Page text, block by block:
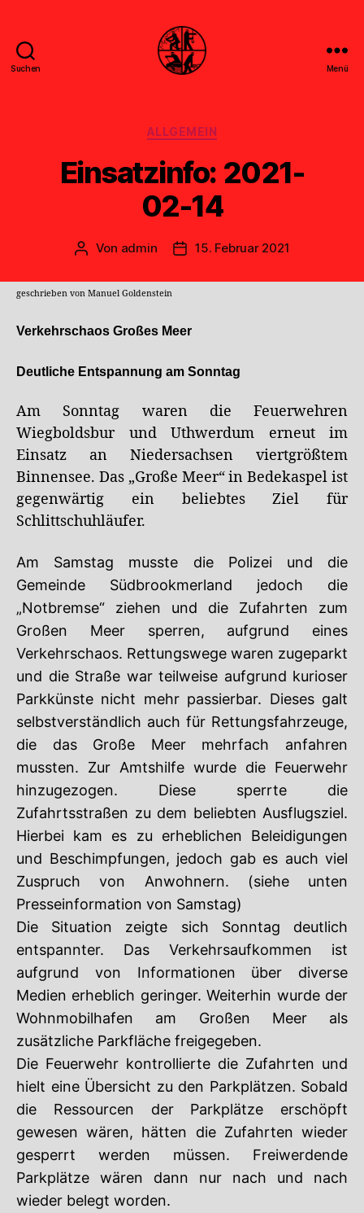
Suchen Menü
Kategorien
ALLGEMEIN
Einsatzinfo: 2021-
02-14
Beitragsautor
Von admin Veröffentlichungsdatum
15. Februar 2021
geschrieben von Manuel Goldenstein
Verkehrschaos Großes Meer
Deutliche Entspannung am Sonntag
Am Sonntag waren die Feuerwehren
Wiegboldsbur und Uthwerdum erneut im
Einsatz an Niedersachsen viertgrößtem
Binnensee. Das „Große Meer“ in Bedekaspel ist
gegenwärtig ein beliebtes Ziel für
Schlittschuhläufer.
Am Samstag musste die Polizei und die
Gemeinde Südbrookmerland jedoch die
„Notbremse“ ziehen und die Zufahrten zum
Großen Meer sperren, aufgrund eines
Verkehrschaos. Rettungswege waren zugeparkt
und die Straße war teilweise aufgrund kurioser
Parkkünste nicht mehr passierbar. Dieses galt
selbstverständlich auch für Rettungsfahrzeuge,
die das Große Meer mehrfach anfahren
mussten. Zur Amtshilfe wurde die Feuerwehr
hinzugezogen. Diese sperrte die
Zufahrtsstraßen zu dem beliebten Ausflugsziel.
Hierbei kam es zu erheblichen Beleidigungen
und Beschimpfungen, jedoch gab es auch viel
Zuspruch von Anwohnern. (siehe unten
Presseinformation von Samstag)
Die Situation zeigte sich Sonntag deutlich
entspannter. Das Verkehrsaufkommen ist
aufgrund von Informationen über diverse
Medien erheblich geringer. Weiterhin wurde der
Wohnmobilhafen am Großen Meer als
zusätzliche Parkfläche freigegeben.
Die Feuerwehr kontrollierte die Zufahrten und
hielt eine Übersicht zu den Parkplätzen. Sobald
die Ressourcen der Parkplätze erschöpft
gewesen wären, hätten die Zufahrten wieder
gesperrt werden müssen. Freiwerdende
Parkplätze wären dann nur nach und nach
wieder belegt worden.